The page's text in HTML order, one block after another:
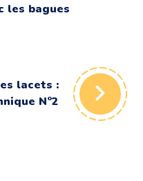
les bagues
lacets :
N°2